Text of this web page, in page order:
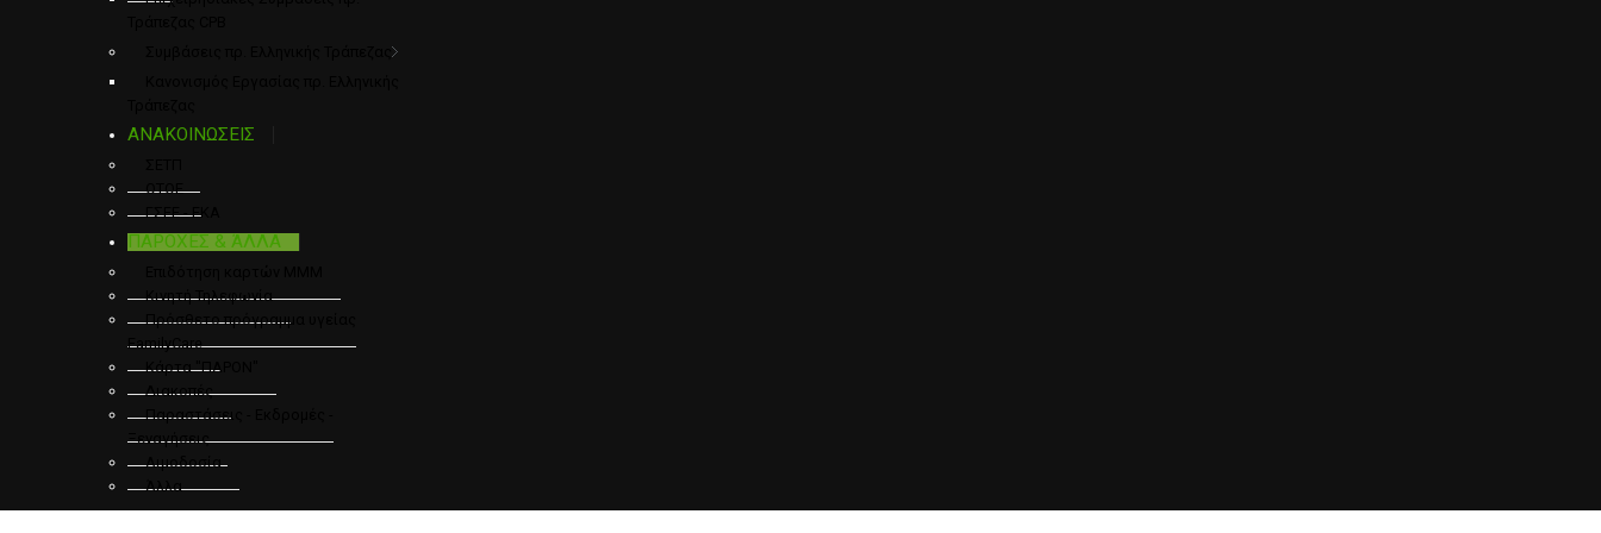
Συμβάσεις πρ. Ελληνικής Τράπεζας
ΑΝΑΚΟΙΝΩΣΕΙΣ
ΟΤΟΕ
ΓΣΕΕ - ΕΚΑ
ΠΑΡΟΧΕΣ & ΆΛΛΑ
Κινητή Τηλεφωνία
Πρόσθετο πρόγραμμα υγείας
FamilyCare
Κάρτα "ΠΑΡΟΝ"
Διακοπές
Παραστάσεις - Εκδρομές -
Ξεναγήσεις
Αιμοδοσία
Άλλα